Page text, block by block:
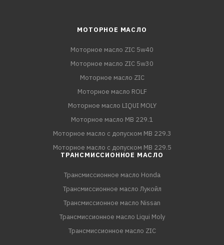
МОТОРНОЕ МАСЛО
Моторное масло ZIC 5w40
Моторное масло ZIC 5w30
Моторное масло ZIC
Моторное масло ROLF
Моторное масло LIQUI MOLY
Моторное масло MB 229.1
Моторное масло с допуском MB 229.3
Моторное масло с допуском MB 229.5
ТРАНСМИССИОННОЕ МАСЛО
Трансмиссионное масло Honda
Трансмиссионное масло Лукойл
Трансмиссионное масло Nissan
Трансмиссионное масло Liqui Moly
Трансмиссионное масло ZIC